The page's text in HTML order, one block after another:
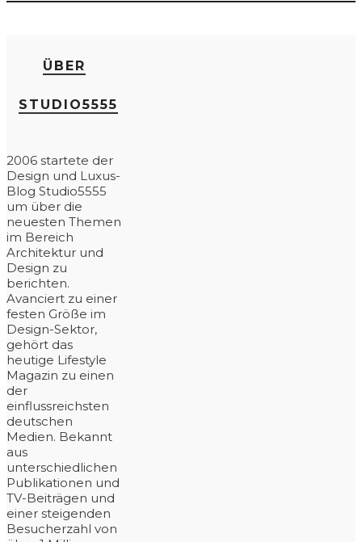
ÜBER
STUDIO5555
2006 startete der
Design und Luxus-
Blog Studio5555
um über die
neuesten Themen
im Bereich
Architektur und
Design zu
berichten.
Avanciert zu einer
festen Größe im
Design-Sektor,
gehört das
heutige Lifestyle
Magazin zu einen
der
einflussreichsten
deutschen
Medien. Bekannt
aus
unterschiedlichen
Publikationen und
TV-Beiträgen und
einer steigenden
Besucherzahl von